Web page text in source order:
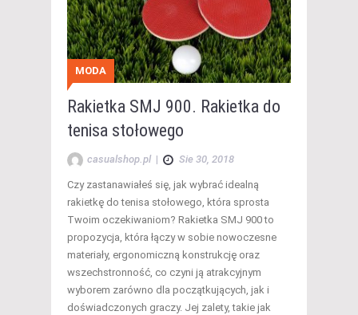
MODA
Rakietka SMJ 900. Rakietka do
tenisa stołowego
casualshop.pl | Sie 30, 2018
Czy zastanawiałeś się, jak wybrać idealną
rakietkę do tenisa stołowego, która sprosta
Twoim oczekiwaniom? Rakietka SMJ 900 to
propozycja, która łączy w sobie nowoczesne
materiały, ergonomiczną konstrukcję oraz
wszechstronność, co czyni ją atrakcyjnym
wyborem zarówno dla początkujących, jak i
doświadczonych graczy. Jej zalety, takie jak